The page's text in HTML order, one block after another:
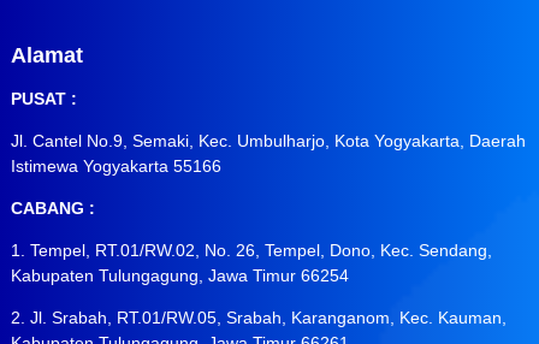
Alamat
PUSAT :
Jl. Cantel No.9, Semaki, Kec. Umbulharjo, Kota Yogyakarta, Daerah
Istimewa Yogyakarta 55166
CABANG :
1. Tempel, RT.01/RW.02, No. 26, Tempel, Dono, Kec. Sendang,
Kabupaten Tulungagung, Jawa Timur 66254
2. Jl. Srabah, RT.01/RW.05, Srabah, Karanganom, Kec. Kauman,